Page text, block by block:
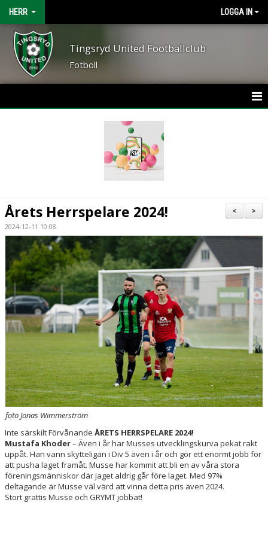
HERR LOGGA IN
Tingsryd United Footballclub
Fotboll
TRUPPEN
BILDGALLERI
DOKUMENT
KONTAKT
>
<
Årets Herrspelare 2024!
2024-12-11 10:08
foto Jonas Wimmerström
Inte särskilt Förvånande ÅRETS HERRSPELARE 2024!
Mustafa Khoder– Även i år har Musses utvecklingskurva pekat rakt
uppåt. Han vann skytteligan i Div 5 även i år och gör ett enormt jobb för
att pusha laget framåt. Musse har kommit att bli en av våra stora
föreningsmänniskor där jaget aldrig går före laget. Med 97%
deltagande är Musse väl värd att vinna detta pris även 2024.
Stort grattis Musse och GRYMT jobbat!